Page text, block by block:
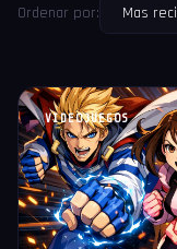
Ordenar por:
VIDEOJUEGOS